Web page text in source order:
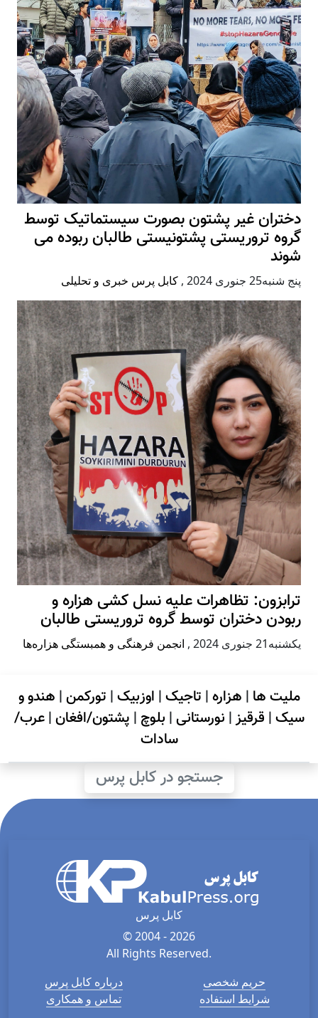
دختران غیر پشتون بصورت سیستماتیک توسط
گروه تروریستی پشتونیستی طالبان ربوده می
شوند
پنج شنبه25 جنوری 2024 , کابل پرس خبری و تحلیلی
ترابزون: تظاهرات علیه نسل کشی هزاره و
ربودن دختران توسط گروه تروریستی طالبان
يكشنبه21 جنوری 2024 , انجمن فرهنگی و همبستگی هزاره‌ها
ملیت ها | هزاره| تاجیک| اوزبیک| تورکمن| هندو و
سیک| قرقیز| نورستانی| بلوچ | پشتون/افغان|عرب/
سادات
جستجو در کابل پرس
کابل پرس
© 2004 - 2026
All Rights Reserved.
درباره کابل پرس
تماس و همکاری
حریم شخصی
شرایط استفاده